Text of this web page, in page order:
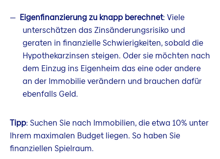
Eigenfinanzierung zu knapp berechnet: Viele
unterschätzen das Zinsänderungsrisiko und
geraten in finanzielle Schwierigkeiten, sobald die
Hypothekarzinsen steigen. Oder sie möchten nach
dem Einzug ins Eigenheim das eine oder andere
an der Immobilie verändern und brauchen dafür
ebenfalls Geld.
Tipp: Suchen Sie nach Immobilien, die etwa 10% unter
Ihrem maximalen Budget liegen. So haben Sie
finanziellen Spielraum.